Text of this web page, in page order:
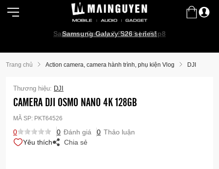
Samsung Galaxy S26 series!
Samsung Galaxy Z Fold8 | Z Flip8
Trang chủ Action camera, camera hành trình, phụ kiện Vlog DJI
Thương hiệu: DJI
CAMERA DJI OSMO NANO 4K 128GB
MÃ SP: PKT64526
0 0 Đánh giá 0 Thảo luận
Yêu thích
Chia sẻ